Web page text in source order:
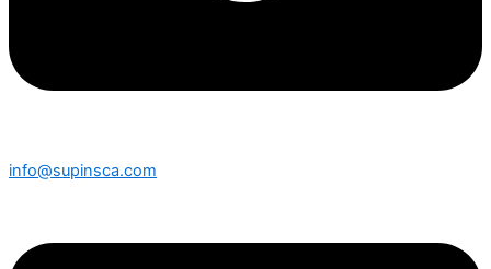
info@supinsca.com